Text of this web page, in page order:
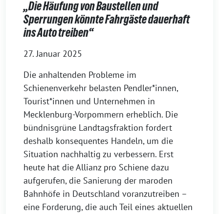
„Die Häufung von Baustellen und
Sperrungen könnte Fahrgäste dauerhaft
ins Auto treiben“
27. Januar 2025
Die anhaltenden Probleme im
Schienenverkehr belasten Pendler*innen,
Tourist*innen und Unternehmen in
Mecklenburg-Vorpommern erheblich. Die
bündnisgrüne Landtagsfraktion fordert
deshalb konsequentes Handeln, um die
Situation nachhaltig zu verbessern. Erst
heute hat die Allianz pro Schiene dazu
aufgerufen, die Sanierung der maroden
Bahnhöfe in Deutschland voranzutreiben –
eine Forderung, die auch Teil eines aktuellen